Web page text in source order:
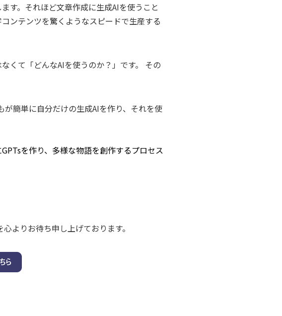
す。それほど文章作成に生成AIを使うこと
ンテンツを驚くようなスピードで生産する
くて「どんなAIを使うのか？」です。 その
簡単に自分だけの生成AIを作り、それを使
を作り、多様な物語を創作するプロセス
よりお待ち申し上げております。